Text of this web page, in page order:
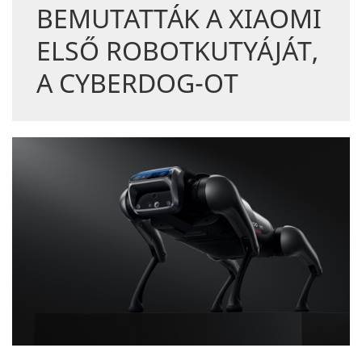
BEMUTATTÁK A XIAOMI
ELSŐ ROBOTKUTYÁJÁT,
A CYBERDOG-OT